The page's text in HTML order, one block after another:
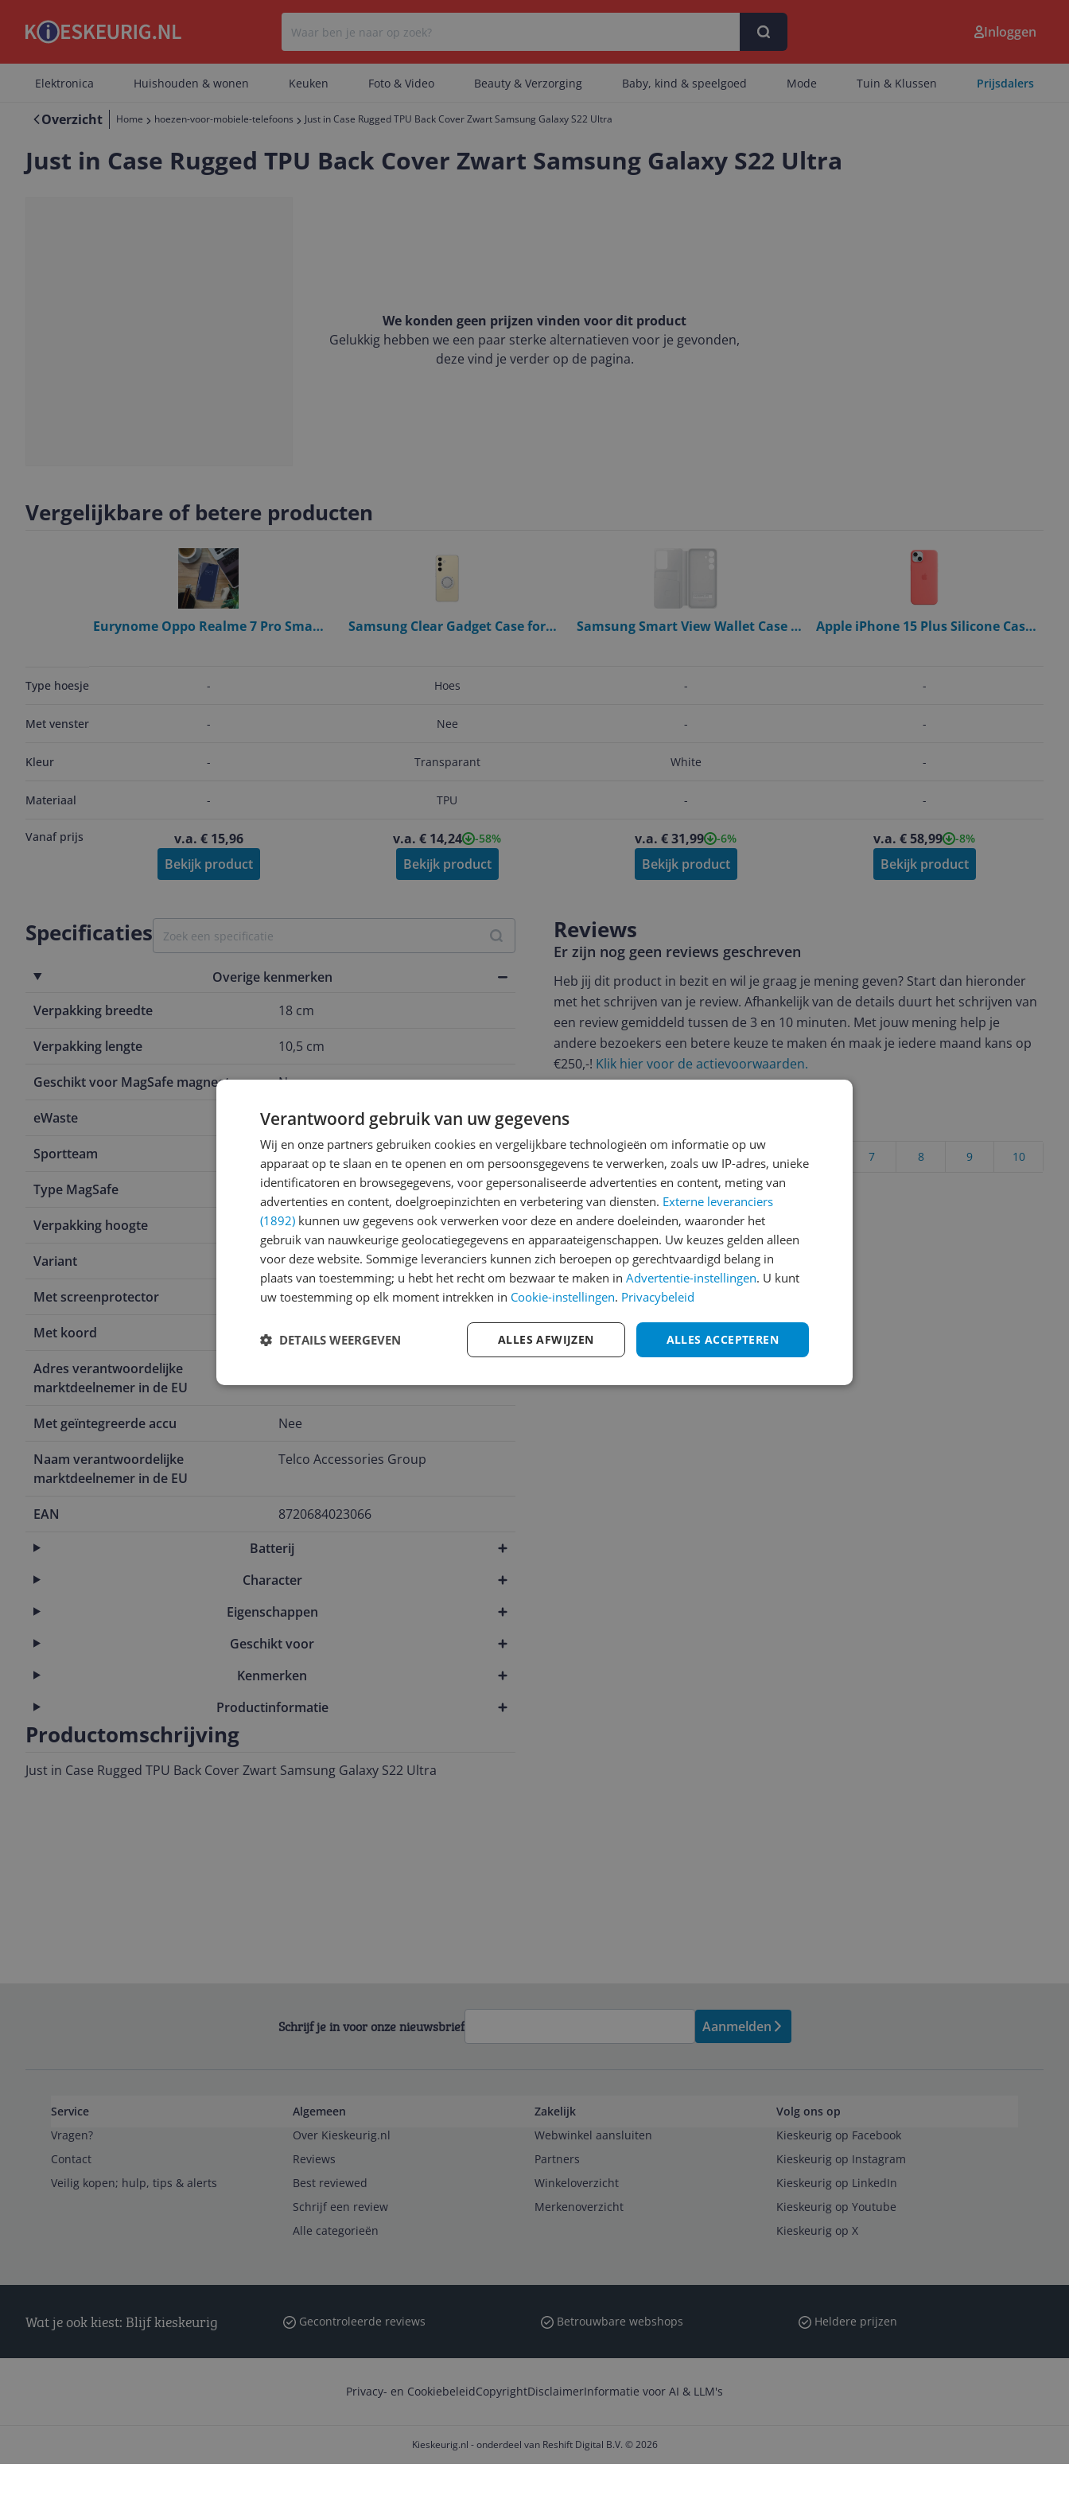
Inloggen
Elektronica Huishouden & wonen Keuken Foto & Video Beauty & Verzorging Baby, kind & speelgoed Mode Tuin & Klussen Prijsdalers
Overzicht Home hoezen-voor-mobiele-telefoons Just in Case Rugged TPU Back Cover Zwart Samsung Galaxy S22 Ultra
Just in Case Rugged TPU Back Cover Zwart Samsung Galaxy S22 Ultra
We konden geen prijzen vinden voor dit product
Gelukkig hebben we een paar sterke alternatieven voor je gevonden,
deze vind je verder op de pagina.
Vergelijkbare of betere producten
Type hoesje
Met venster
Kleur
Materiaal
Vanaf prijs
Eurynome Oppo Realme 7 Pro Smart
-
-
-
-
v.a. € 15,96
Bekijk product
Samsung Clear Gadget Case for
Hoes
Nee
Transparant
TPU
v.a. € 14,24 -58%
Bekijk product
Samsung Smart View Wallet Case -
-
-
White
-
v.a. € 31,99 -6%
Bekijk product
Apple iPhone 15 Plus Silicone Case
-
-
-
-
v.a. € 58,99 -8%
Bekijk product
Specificaties
Overige kenmerken
Verpakking breedte
18 cm
Verpakking lengte 10,5 cm
Geschikt voor MagSafe magneet Nee
eWaste Nee
Sportteam Geen sportclub
Type MagSafe Nee
Verpakking hoogte 2,5 cm
Variant Ultra
Met screenprotector Nee
Met koord Ja
Adres verantwoordelijke
marktdeelnemer in de EU
Met geïntegreerde accu Nee
Naam verantwoordelijke
marktdeelnemer in de EU
Telco Accessories Group
EAN
8720684023066
Batterij
Character
Eigenschappen
Geschikt voor
Kenmerken
Productinformatie
Productomschrijving
Just in Case Rugged TPU Back Cover Zwart Samsung Galaxy S22 Ultra
Reviews
Er zijn nog geen reviews geschreven
Heb jij dit product in bezit en wil je graag je mening geven? Start dan hieronder
met het schrijven van je review. Afhankelijk van de details duurt het schrijven van
een review gemiddeld tussen de 3 en 10 minuten. Met jouw mening help je
andere bezoekers een betere keuze te maken én maak je iedere maand kans op
€250,-! Klik hier voor de actievoorwaarden.
Welk cijfer geef jij dit product?
10
9
8
7
4
Vraag 1 van 4
Schrijf je in voor onze nieuwsbrief Aanmelden
Service
Vragen?
Contact
Veilig kopen; hulp, tips & alerts
Algemeen
Over Kieskeurig.nl
Reviews
Best reviewed
Schrijf een review
Alle categorieën
Zakelijk
Webwinkel aansluiten
Partners
Winkeloverzicht
Merkenoverzicht
Volg ons op
Kieskeurig op Facebook
Kieskeurig op Instagram
Kieskeurig op LinkedIn
Kieskeurig op Youtube
Kieskeurig op X
Wat je ook kiest: Blijf kieskeurig Gecontroleerde reviews Betrouwbare webshops Heldere prijzen
Privacy- en CookiebeleidCopyrightDisclaimerInformatie voor AI & LLM's
Kieskeurig.nl - onderdeel van Reshift Digital B.V. © 2026
Verantwoord gebruik van uw gegevens
Wij en onze partners gebruiken cookies en vergelijkbare technologieën om informatie op uw
apparaat op te slaan en te openen en om persoonsgegevens te verwerken, zoals uw IP-adres, unieke
identificatoren en browsegegevens, voor gepersonaliseerde advertenties en content, meting van
advertenties en content, doelgroepinzichten en verbetering van diensten. Externe leveranciers
(1892) kunnen uw gegevens ook verwerken voor deze en andere doeleinden, waaronder het
gebruik van nauwkeurige geolocatiegegevens en apparaateigenschappen. Uw keuzes gelden alleen
voor deze website. Sommige leveranciers kunnen zich beroepen op gerechtvaardigd belang in
plaats van toestemming; u hebt het recht om bezwaar te maken in Advertentie-instellingen. U kunt
uw toestemming op elk moment intrekken in Cookie-instellingen. Privacybeleid
ALLES ACCEPTEREN
ALLES AFWIJZEN
DETAILS WEERGEVEN